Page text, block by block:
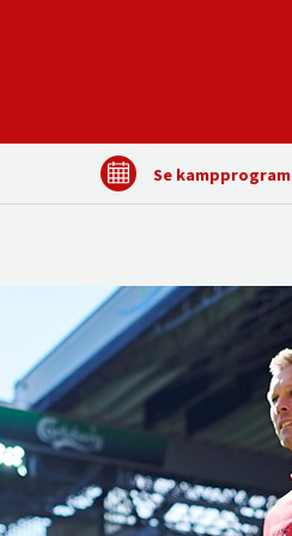
Se kampprogram